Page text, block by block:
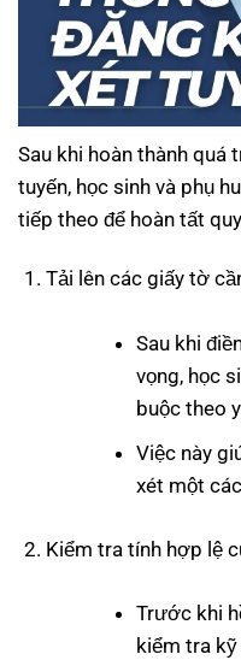
Sau khi hoàn thành quá
tuyến, học sinh và phụ
tiếp theo để hoàn tất
Tải lên các giấy tờ
Sau khi
vọng, học
buộc theo
Việc này
xét một
Kiểm tra tính hợp lệ
Trước khi
kiểm tra